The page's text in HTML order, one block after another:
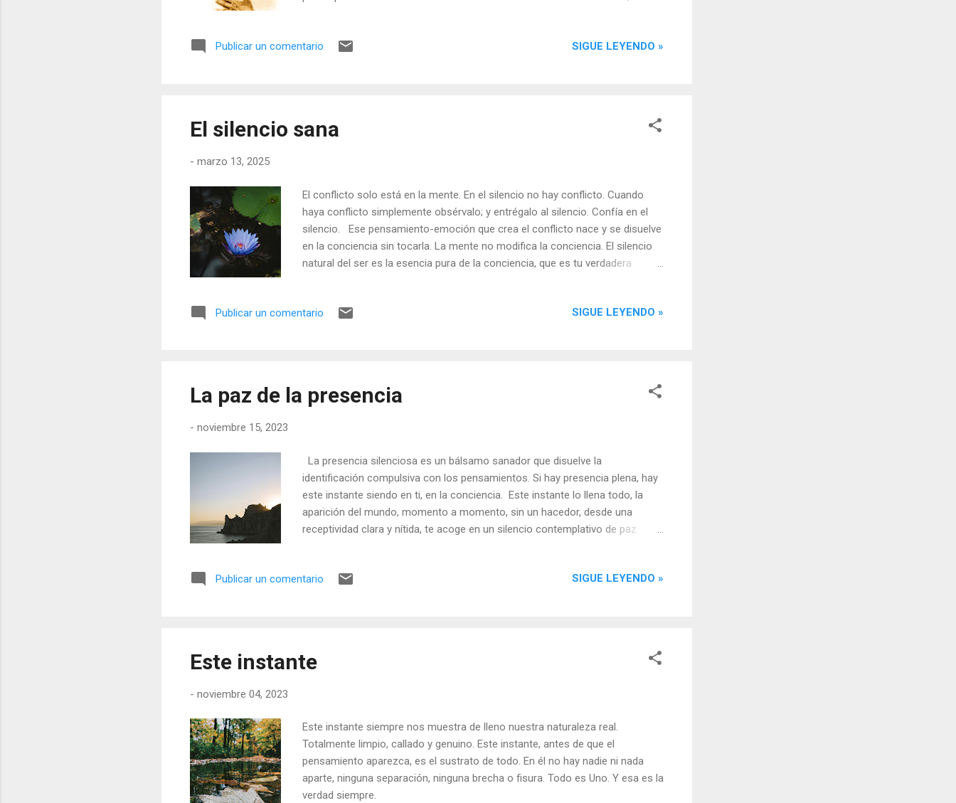
silenciosa que desmantela el edificio entero de lo falso. Desde sus primeras
ocurre a mí, yo no le ocurro a la mente” (« Yo soy Eso» ). Aquí ya se revela
Publicar un comentario SIGUE LEYENDO »
El silencio sana
- marzo 13, 2025
El conflicto solo está en la mente. En el silencio no hay conflicto. Cuando
haya conflicto simplemente obsérvalo; y entrégalo al silencio. Confía en el
silencio. Ese pensamiento-emoción que crea el conflicto nace y se disuelve
en la conciencia sin tocarla. La mente no modifica la conciencia. El silencio
natural del ser es la esencia pura de la conciencia, que es tu verdadera
descansamos en ella. Esta comprensión no es intelectual, es una experiencia
Publicar un comentario SIGUE LEYENDO »
La paz de la presencia
- noviembre 15, 2023
La presencia silenciosa es un bálsamo sanador que disuelve la
identificación compulsiva con los pensamientos. Si hay presencia plena, hay
este instante siendo en ti, en la conciencia. Este instante lo llena todo, la
aparición del mundo, momento a momento, sin un hacedor, desde una
receptividad clara y nítida, te acoge en un silencio contemplativo de paz
presencia. Lo visto, lo escuchado, las sensaciones… son acogidas sin
Publicar un comentario SIGUE LEYENDO »
Este instante
- noviembre 04, 2023
Este instante siempre nos muestra de lleno nuestra naturaleza real.
Totalmente limpio, callado y genuino. Este instante, antes de que el
pensamiento aparezca, es el sustrato de todo. En él no hay nadie ni nada
aparte, ninguna separación, ninguna brecha o fisura. Todo es Uno. Y esa es la
verdad siempre.